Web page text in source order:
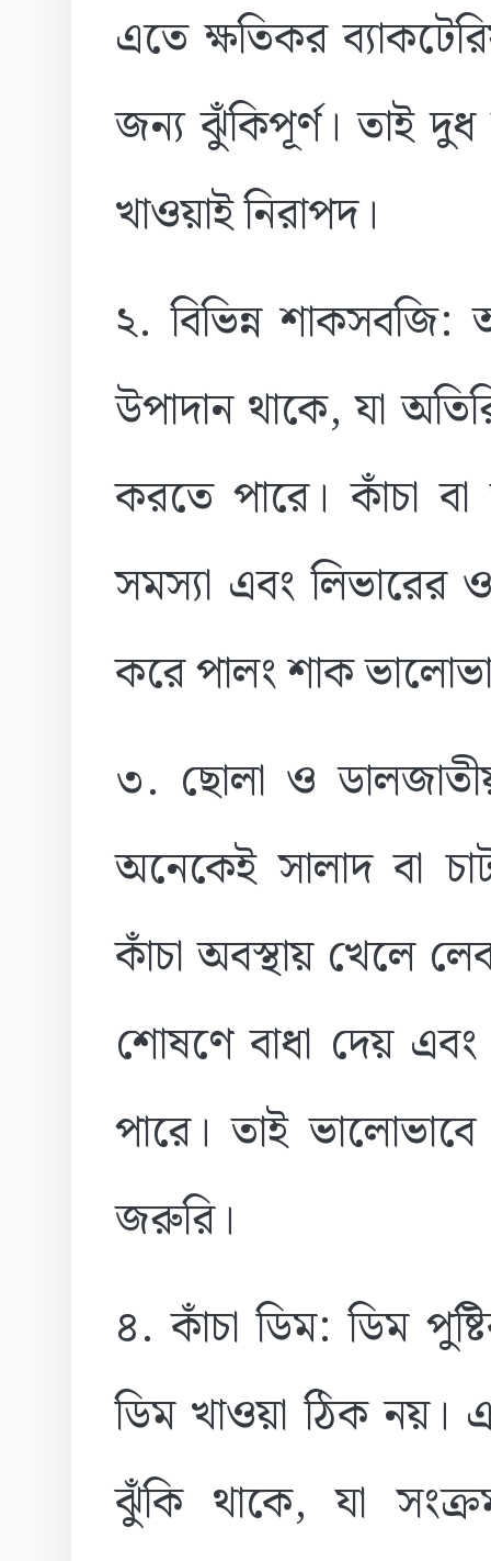
এতে ক্ষতিকর
জন্য ঝুঁকিপূর্ণ। তাই দুধ
খাওয়াই নিরাপদ।
২. বিভিন্ন
উপাদান থাকে, যা
করতে পারে। কাঁচা
সমস্যা এবং লিভারের
করে পালং শাক
৩. ছোলা ও
অনেকেই সালাদ বা
কাঁচা অবস্থায় খেলে
শোষণে বাধা দেয় এবং
পারে। তাই
জরুরি।
৪. কাঁচা ডিম: ডিম
ডিম খাওয়া ঠিক নয়।
ঝুঁকি থাকে, যা